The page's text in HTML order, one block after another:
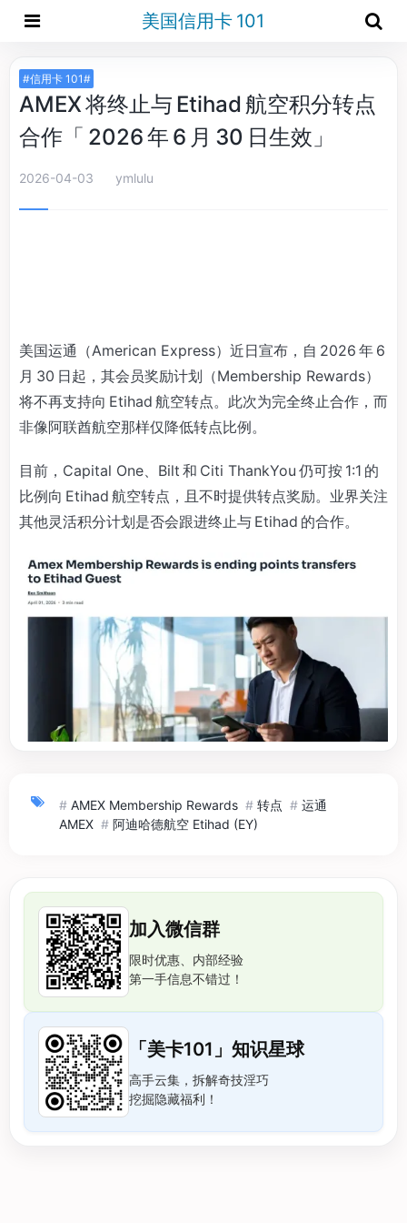
美国信用卡 101
#信用卡 101#
AMEX 将终止与 Etihad 航空积分转点
合作「 2026 年 6 月 30 日生效」
2026-04-03 ymlulu
美国运通（American Express）近日宣布，自 2026 年 6
月 30 日起，其会员奖励计划（Membership Rewards）
将不再支持向 Etihad 航空转点。此次为完全终止合作，而
非像阿联酋航空那样仅降低转点比例。
目前，Capital One、Bilt 和 Citi ThankYou 仍可按 1:1 的
比例向 Etihad 航空转点，且不时提供转点奖励。业界关注
其他灵活积分计划是否会跟进终止与 Etihad 的合作。
# AMEX Membership Rewards # 转点 # 运通
AMEX # 阿迪哈德航空 Etihad (EY)
加入微信群
限时优惠、内部经验
第一手信息不错过！
「美卡101」知识星球
高手云集，拆解奇技淫巧
挖掘隐藏福利！